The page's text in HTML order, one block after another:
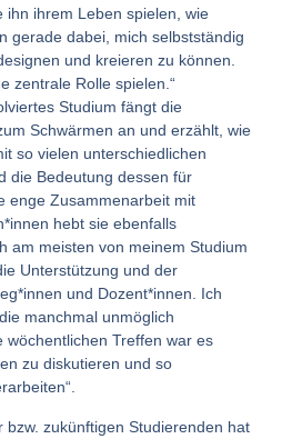
ihn ihrem Leben spielen, wie
gerade dabei, mich selbstständig
und kreieren zu können.
zentrale Rolle spielen.“
Studium fängt die
Schwärmen an und erzählt, wie
so vielen unterschiedlichen
die Bedeutung dessen für
enge Zusammenarbeit mit
hebt sie ebenfalls
am meisten von meinem Studium
Unterstützung und der
und Dozent*innen. Ich
manchmal unmöglich
Treffen war es
zu diskutieren und so
zukünftigen Studierenden hat